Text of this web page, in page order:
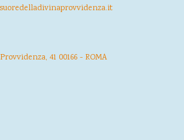
41 00166 - ROMA